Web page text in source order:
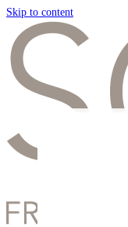
Skip to content